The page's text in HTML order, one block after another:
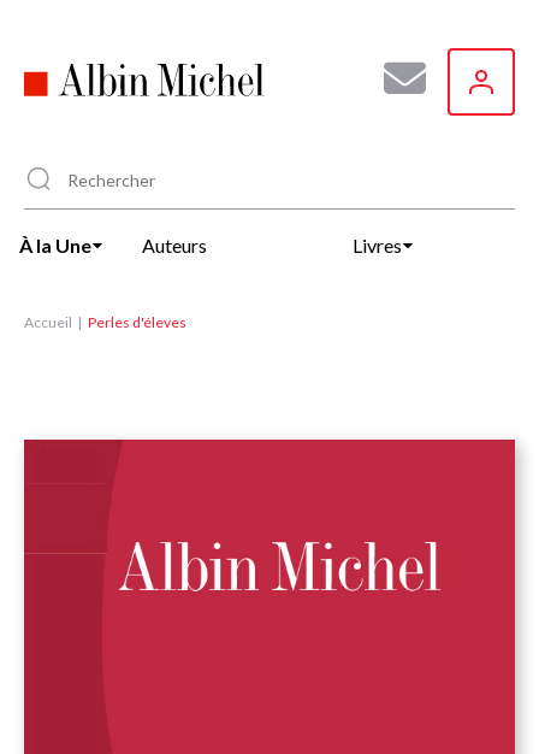
principal
À la Une Auteurs Livres
Accueil Perles d'éleves